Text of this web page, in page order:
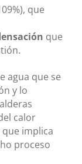
que
que
agua que se
y lo
calor
implica
proceso